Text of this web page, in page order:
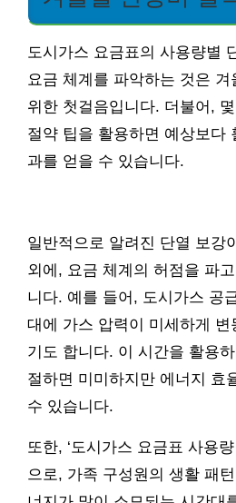
도시가스 요금표의 사용량별
요금 체계를 파악하는 것은
위한 첫걸음입니다. 더불어,
절약 팁을 활용하면 예상보다
과를 얻을 수 있습니다.
일반적으로 알려진 단열 보강
외에, 요금 체계의 허점을 파
니다. 예를 들어, 도시가스 공
대에 가스 압력이 미세하게 변
기도 합니다. 이 시간을 활용
절하면 미미하지만 에너지 효
수 있습니다.
또한, ‘도시가스 요금표 사용
으로, 가족 구성원의 생활 패